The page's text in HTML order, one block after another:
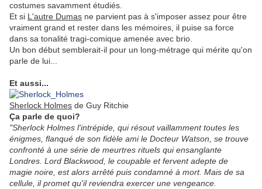
costumes savamment étudiés.
Et si L'autre Dumas ne parvient pas à s'imposer assez pour être
vraiment grand et rester dans les mémoires, il puise sa force
dans sa tonalité tragi-comique amenée avec brio.
Un bon début semblerait-il pour un long-métrage qui mérite qu'on
parle de lui...
Et aussi...
Sherlock Holmes de Guy Ritchie
Ça parle de quoi?
"Sherlock Holmes l'intrépide, qui résout vaillamment toutes les
énigmes, flanqué de son fidèle ami le Docteur Watson, se trouve
confronté à une série de meurtres rituels qui ensanglante
Londres. Lord Blackwood, le coupable et fervent adepte de
magie noire, est alors arrêté puis condamné à mort. Mais de sa
cellule, il promet qu'il reviendra exercer une vengeance.